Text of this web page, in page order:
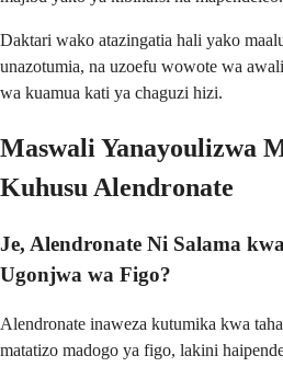
Daktari wako atazingatia hali yako
unazotumia, na uzoefu wowote wa
wa kuamua kati ya chaguzi hizi.
Maswali Yanayoulizwa
Kuhusu Alendronate
Je, Alendronate Ni Salama
Ugonjwa wa Figo?
Alendronate inaweza kutumika kwa
matatizo madogo ya figo, lakini